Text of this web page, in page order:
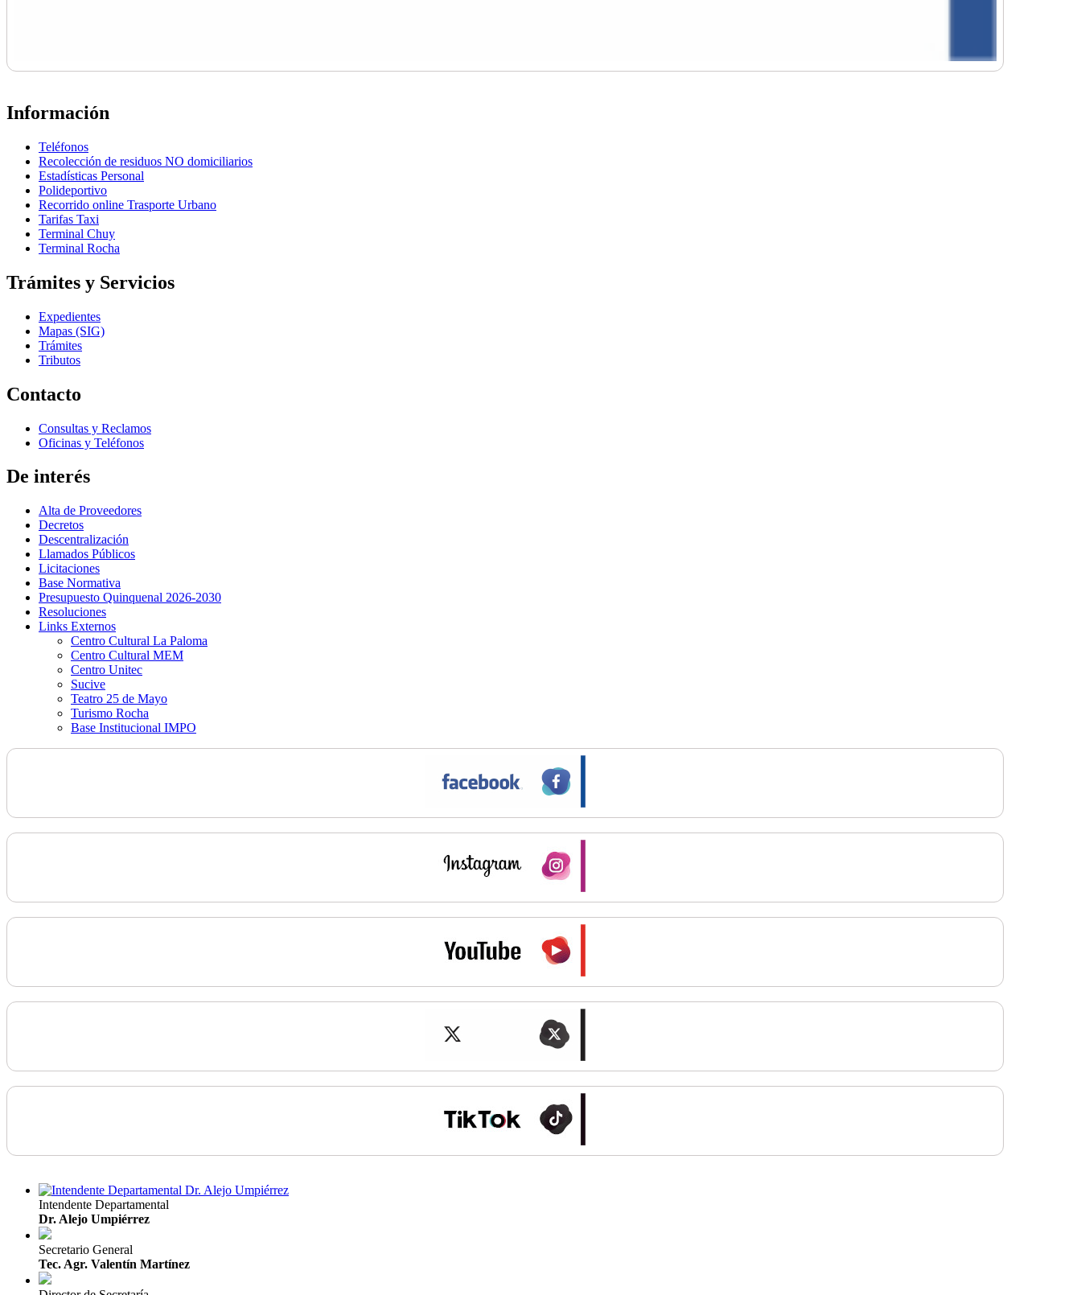
Información
Teléfonos
Recolección de residuos NO domiciliarios
Estadísticas Personal
Polideportivo
Recorrido online Trasporte Urbano
Tarifas Taxi
Terminal Chuy
Terminal Rocha
Trámites y Servicios
Expedientes
Mapas (SIG)
Trámites
Tributos
Contacto
Consultas y Reclamos
Oficinas y Teléfonos
De interés
Alta de Proveedores
Decretos
Descentralización
Llamados Públicos
Licitaciones
Base Normativa
Presupuesto Quinquenal 2026-2030
Resoluciones
Links Externos
Centro Cultural La Paloma
Centro Cultural MEM
Centro Unitec
Sucive
Teatro 25 de Mayo
Turismo Rocha
Base Institucional IMPO
Intendente Departamental
Dr. Alejo Umpiérrez
Secretario General
Tec. Agr. Valentín Martínez